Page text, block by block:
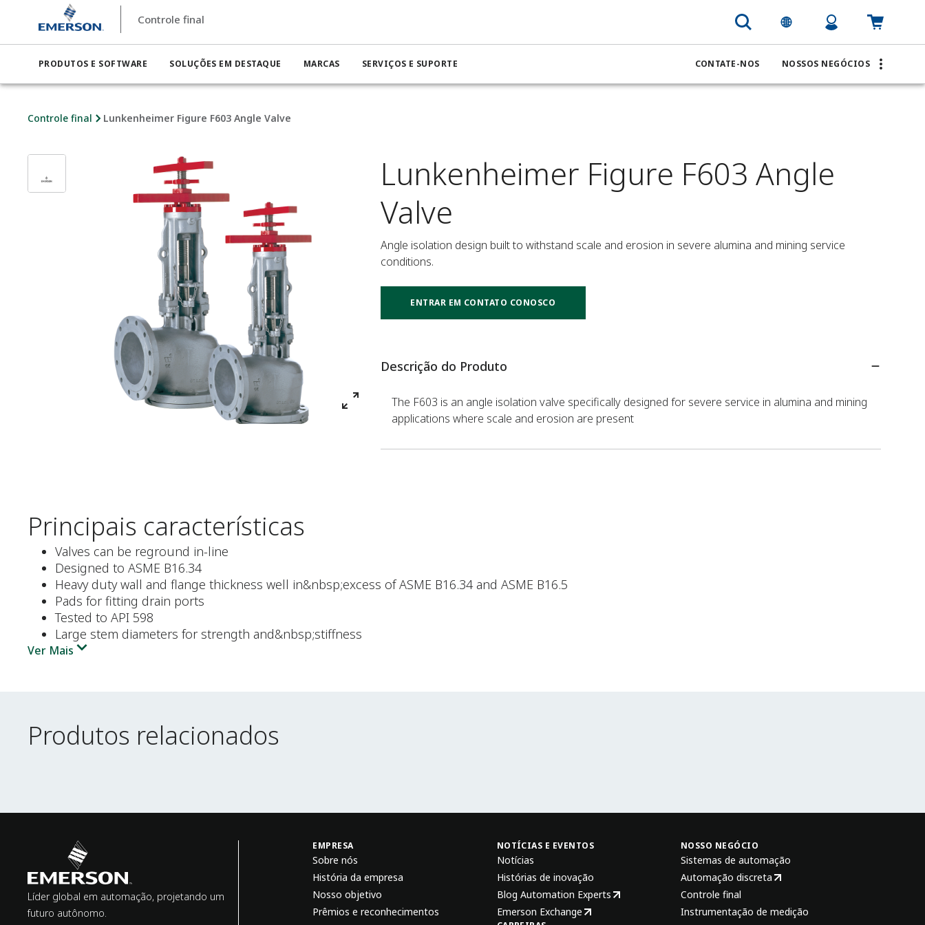
Controle final
PRODUTOS E SOFTWARE SOLUÇÕES EM DESTAQUE MARCAS SERVIÇOS E SUPORTE CONTATE-NOS NOSSOS NEGÓCIOS
Controle final Lunkenheimer Figure F603 Angle Valve
Lunkenheimer Figure F603 Angle
Valve
Angle isolation design built to withstand scale and erosion in severe alumina and mining service
conditions.
ENTRAR EM CONTATO CONOSCO
Descrição do Produto
The F603 is an angle isolation valve specifically designed for severe service in alumina and mining
applications where scale and erosion are present
Principais características
Valves can be reground in-line
Designed to ASME B16.34
Heavy duty wall and flange thickness well in&nbsp;excess of ASME B16.34 and ASME B16.5
Pads for fitting drain ports
Tested to API 598
Large stem diameters for strength and&nbsp;stiffness
Ver Mais
Produtos relacionados
Produtos relacionados
Líder global em automação, projetando um
futuro autônomo.
EMPRESA
Sobre nós
História da empresa
Nosso objetivo
Prêmios e reconhecimentos
NOTÍCIAS E EVENTOS
Notícias
Histórias de inovação
Blog Automation Experts
Emerson Exchange
NOSSO NEGÓCIO
Sistemas de automação
Automação discreta
Controle final
Instrumentação de medição